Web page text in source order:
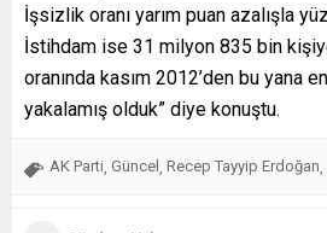
İşsizlik oranı yarım puan azalışla
İstihdam ise 31 milyon 835 bin
oranında kasım 2012’den bu yana
yakalamış olduk” diye konuştu.
AK Parti Güncel Recep Tayyip Erdoğan